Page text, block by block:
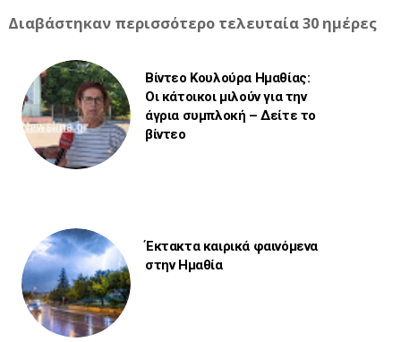
Διαβάστηκαν περισσότερο τελευταία 30 ημέρες
Βίντεο Κουλούρα Ημαθίας:
Οι κάτοικοι μιλούν για την
άγρια συμπλοκή – Δείτε το
βίντεο
Έκτακτα καιρικά φαινόμενα
στην Ημαθία